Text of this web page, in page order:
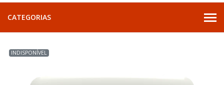
CATEGORIAS
INDISPONÍVEL